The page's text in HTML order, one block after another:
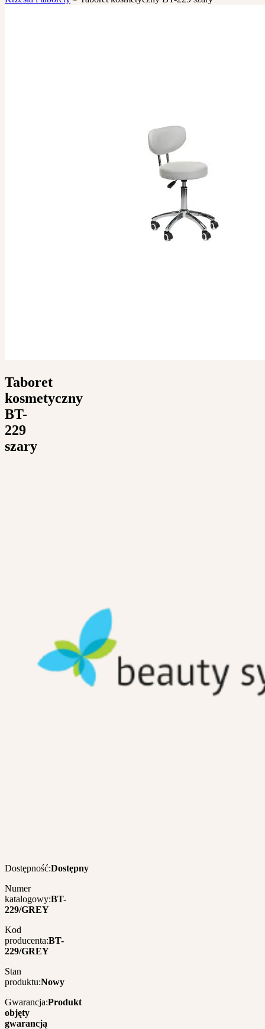
Taboret
kosmetyczny
BT-
229
szary
Dostępność:Dostępny
Numer
katalogowy:BT-
229/GREY
Kod
producenta:BT-
229/GREY
Stan
produktu:Nowy
Gwarancja:Produkt
objęty
gwarancją